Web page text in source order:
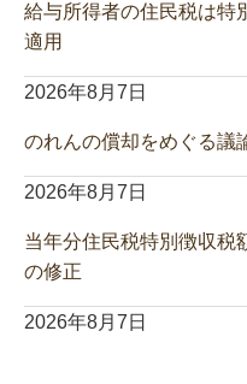
給与所得者の住民税は特
適用
2026年8月7日
のれんの償却をめぐる議
2026年8月7日
当年分住民税特別徴収税
の修正
2026年8月7日